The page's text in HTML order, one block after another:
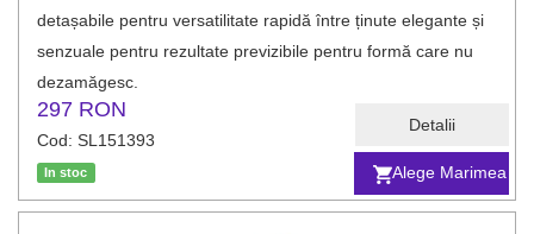
Alege Marimea
Detalii
detașabile pentru versatilitate rapidă între ținute elegante și
senzuale pentru rezultate previzibile pentru formă care nu
dezamăgesc.
297 RON
Cod: SL151393
In stoc